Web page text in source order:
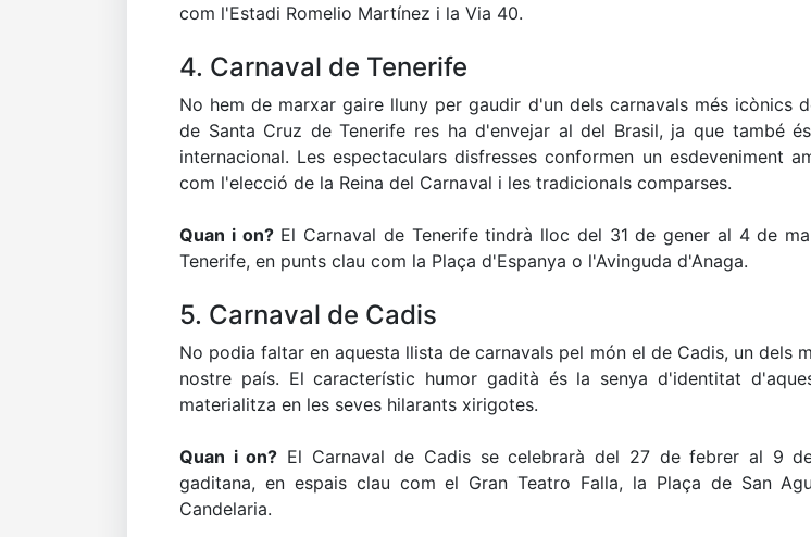
com l'Estadi Romelio Martínez i la Via 40.
4. Carnaval de Tenerife
No hem de marxar gaire lluny per gaudir d'un dels carnavals més icònics
de Santa Cruz de Tenerife res ha d'envejar al del Brasil, ja que també
internacional. Les espectaculars disfresses conformen un esdeveniment
com l'elecció de la Reina del Carnaval i les tradicionals comparses.
Quan i on?El Carnaval de Tenerife tindrà lloc del 31 de gener al 4 de
Tenerife, en punts clau com la Plaça d'Espanya o l'Avinguda d'Anaga.
5. Carnaval de Cadis
No podia faltar en aquesta llista de carnavals pel món el de Cadis, un dels
nostre país. El característic humor gadità és la senya d'identitat
materialitza en les seves hilarants xirigotes.
Quan i on? El Carnaval de Cadis se celebrarà del 27 de febrer al 9
gaditana, en espais clau com el Gran Teatro Falla, la Plaça de San
Candelaria.